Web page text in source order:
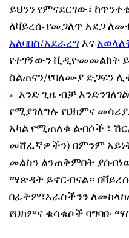
ይህንን የምናደርገው፣
ለቫይረሱ የመጋለጥ አደጋ
አለባበስ/አደራረግእና
የተገኝውን ቪዲዮመመልከት
ስልጠናን/የባለሙያ ድጋፍን
አንድ ጊዜ ብቻ
የሚያገለግሉ የህክምና
አካል የሚጠለቁ ልብሶች ፣
መሸፈኛዎችን) በምንም
መልስን ልንጠቅምበት
ማጽዳት ይኖርብናል።
በፊትም፣እራስችንን
የህክምና ቁሳቁሶች ባግባቡ